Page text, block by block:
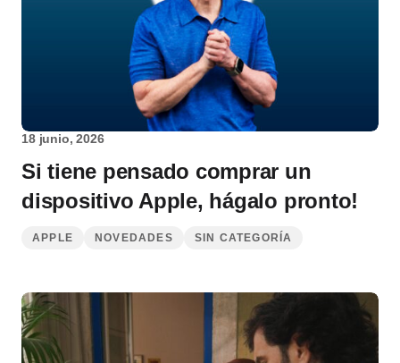
18 junio, 2026
Si tiene pensado comprar un
dispositivo Apple, hágalo pronto!
APPLE NOVEDADES SIN CATEGORÍA